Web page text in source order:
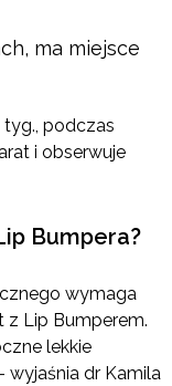
ma miejsce
podczas
i obserwuje
Bumpera?
wymaga
z Lip Bumperem.
lekkie
wyjaśnia dr Kamila